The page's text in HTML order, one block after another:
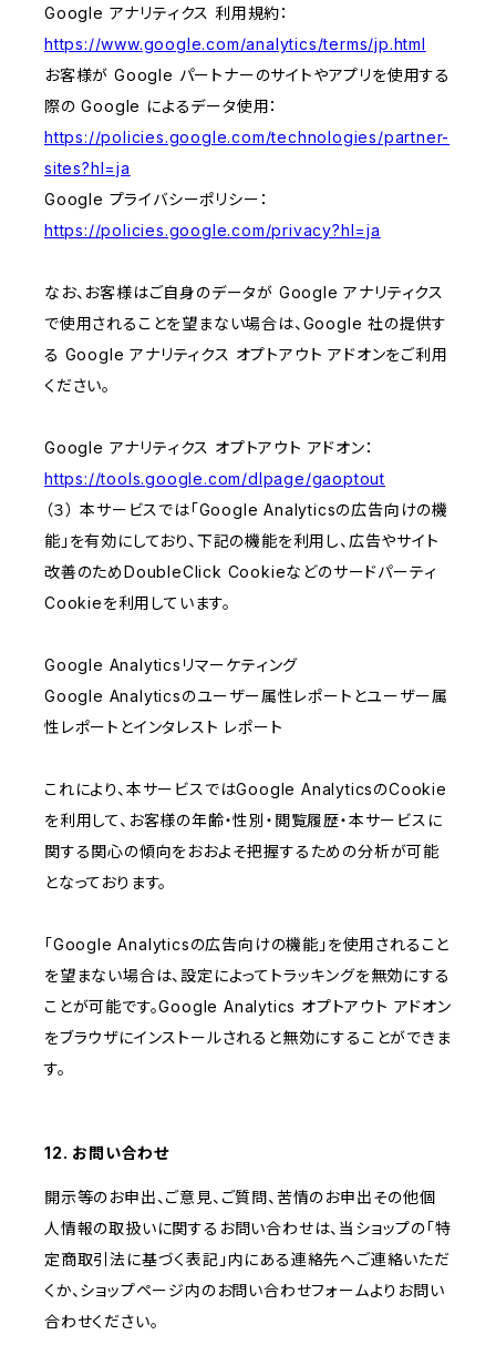
Google アナリティクス 利用規約：
https://www.google.com/analytics/terms/jp.html
お客様が Google パートナーのサイトやアプリを使用する
際の Google によるデータ使用：
https://policies.google.com/technologies/partner-
sites?hl=ja
Google プライバシーポリシー：
https://policies.google.com/privacy?hl=ja
なお、お客様はご自身のデータが Google アナリティクス
で使用されることを望まない場合は、Google 社の提供す
る Google アナリティクス オプトアウト アドオンをご利用
ください。
Google アナリティクス オプトアウト アドオン：
https://tools.google.com/dlpage/gaoptout
（３） 本サービスでは「Google Analyticsの広告向けの機
能」を有効にしており、下記の機能を利用し、広告やサイト
改善のためDoubleClick Cookieなどのサードパーティ
Cookieを利用しています。
Google Analyticsリマーケティング
Google Analyticsのユーザー属性レポートとユーザー属
性レポートとインタレスト レポート
これにより、本サービスではGoogle AnalyticsのCookie
を利用して、お客様の年齢・性別・閲覧履歴・本サービスに
関する関心の傾向をおおよそ把握するための分析が可能
となっております。
「Google Analyticsの広告向けの機能」を使用されること
を望まない場合は、設定によってトラッキングを無効にする
ことが可能です。Google Analytics オプトアウト アドオン
をブラウザにインストールされると無効にすることができま
す。
12. お問い合わせ
開示等のお申出、ご意見、ご質問、苦情のお申出その他個
人情報の取扱いに関するお問い合わせは、当ショップの「特
定商取引法に基づく表記」内にある連絡先へご連絡いただ
くか、ショップページ内のお問い合わせフォームよりお問い
合わせください。